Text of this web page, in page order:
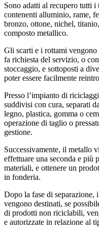
Sono adatti al recupero tutti
contenenti alluminio, rame,
bronzo, ottone, nichel,
composto metallico.
Gli scarti e i rottami vengono
fa richiesta del servizio, o
stoccaggio, e sottoposti a
poter essere facilmente
Presso l’impianto di
suddivisi con cura, separati
legno, plastica, gomma o
operazione di taglio o
gestione.
Successivamente, il metallo
effettuare una seconda e più
materiali, e ottenere un
in fonderia.
Dopo la fase di
vengono destinati, se
di prodotti non riciclabili,
e autorizzate in relazione al